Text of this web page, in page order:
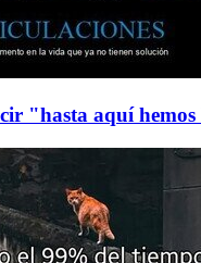
"hasta aquí